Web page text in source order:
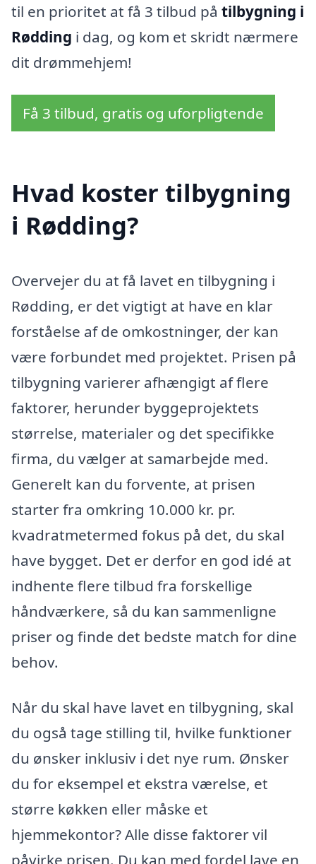
til en prioritet at få 3 tilbud på tilbygning i
Rødding i dag, og kom et skridt nærmere
dit drømmehjem!
Få 3 tilbud, gratis og uforpligtende
Hvad koster tilbygning
i Rødding?
Overvejer du at få lavet en tilbygning i
Rødding, er det vigtigt at have en klar
forståelse af de omkostninger, der kan
være forbundet med projektet. Prisen på
tilbygning varierer afhængigt af flere
faktorer, herunder byggeprojektets
størrelse, materialer og det specifikke
firma, du vælger at samarbejde med.
Generelt kan du forvente, at prisen
starter fra omkring 10.000 kr. pr.
kvadratmetermed fokus på det, du skal
have bygget. Det er derfor en god idé at
indhente flere tilbud fra forskellige
håndværkere, så du kan sammenligne
priser og finde det bedste match for dine
behov.
Når du skal have lavet en tilbygning, skal
du også tage stilling til, hvilke funktioner
du ønsker inklusiv i det nye rum. Ønsker
du for eksempel et ekstra værelse, et
større køkken eller måske et
hjemmekontor? Alle disse faktorer vil
påvirke prisen. Du kan med fordel lave en